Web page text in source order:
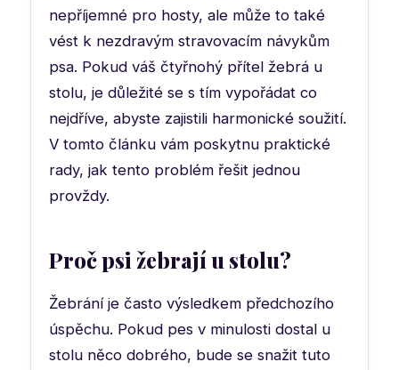
nepříjemné pro hosty, ale může to také
vést k nezdravým stravovacím návykům
psa. Pokud váš čtyřnohý přítel žebrá u
stolu, je důležité se s tím vypořádat co
nejdříve, abyste zajistili harmonické soužití.
V tomto článku vám poskytnu praktické
rady, jak tento problém řešit jednou
provždy.
Proč psi žebrají u stolu?
Žebrání je často výsledkem předchozího
úspěchu. Pokud pes v minulosti dostal u
stolu něco dobrého, bude se snažit tuto